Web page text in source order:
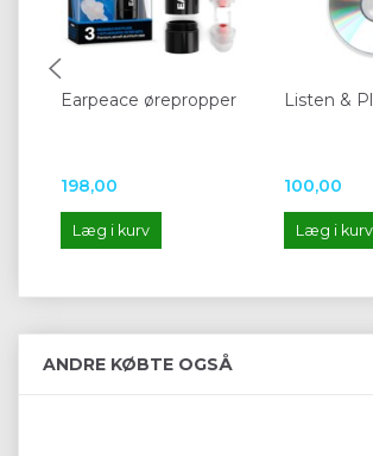
Earpeace ørepropper
198,00
Læg i kurv
Listen &
100,00
Læg i kurv
ANDRE KØBTE OGSÅ